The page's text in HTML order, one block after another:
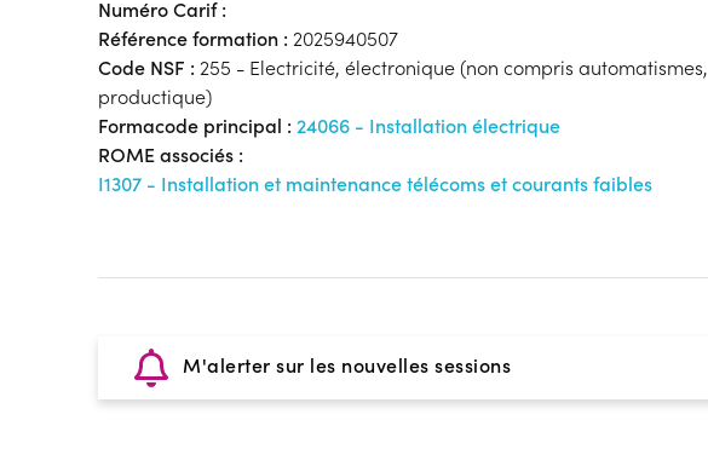
Numéro Carif :
Référence formation : 2025940507
Code NSF : 255 - Electricité, électronique (non compris automatismes,
productique)
Formacode principal : 24066 - Installation électrique
ROME associés :
I1307 - Installation et maintenance télécoms et courants faibles
M'alerter sur les nouvelles sessions